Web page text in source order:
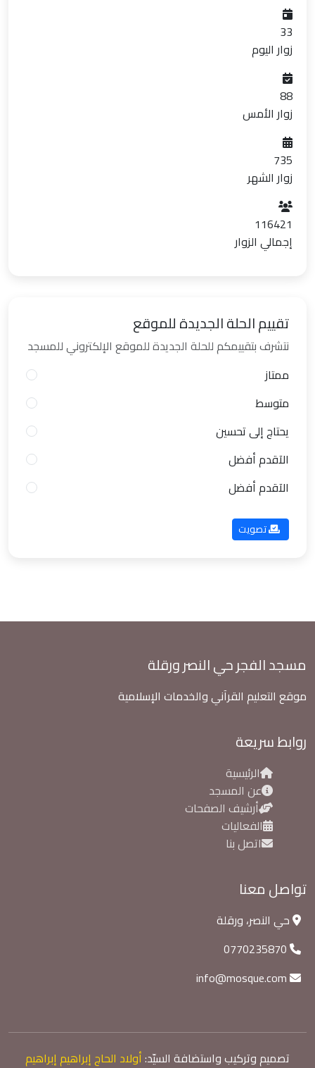
33
زوار اليوم
88
زوار الأمس
735
زوار الشهر
116421
إجمالي الزوار
تقييم الحلة الجديدة للموقع
نتشرف بتقييمكم للحلة الجديدة للموقع الإلكتروني للمسجد
ممتاز
متوسط
يحتاج إلى تحسين
الآقدم أفضل
الآقدم أفضل
تصويت
مسجد الفجر حي النصر ورقلة
موقع التعليم القرآني والخدمات الإسلامية
روابط سريعة
الرئيسية
عن المسجد
أرشيف الصفحات
الفعاليات
اتصل بنا
تواصل معنا
حي النصر، ورقلة
تصميم وتركيب واستضافة السيّد:أولاد الحاج إبراهيم إبراهيم